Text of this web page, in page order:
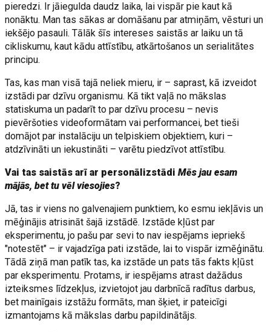
pieredzi. Ir jāiegulda daudz laika, lai vispār pie kaut kā
nonāktu. Man tas sākas ar domāšanu par atmiņām, vēsturi un
iekšējo pasauli. Tālāk šīs intereses saistās ar laiku un tā
cikliskumu, kaut kādu attīstību, atkārtošanos un serialitātes
principu.
Tas, kas man visā tajā neliek mieru, ir – saprast, kā izveidot
izstādi par dzīvu organismu. Kā tikt vaļā no mākslas
statiskuma un padarīt to par dzīvu procesu – nevis
pievēršoties videoformātam vai performancei, bet tieši
domājot par instalāciju un telpiskiem objektiem, kuri –
atdzīvināti un iekustināti – varētu piedzīvot attīstību.
Vai tas saistās arī ar personālizstādiMēs jau esam
mājās, bet tu vēl viesojies?
Jā, tas ir viens no galvenajiem punktiem, ko esmu iekļāvis un
mēģinājis atrisināt šajā izstādē. Izstāde kļūst par
eksperimentu, jo pašu par sevi to nav iespējams iepriekš
"notestēt" – ir vajadzīga pati izstāde, lai to vispār izmēģinātu.
Tādā ziņā man patīk tas, ka izstāde un pats tās fakts kļūst
par eksperimentu. Protams, ir iespējams atrast dažādus
izteiksmes līdzekļus, izvietojot jau darbnīcā radītus darbus,
bet mainīgais izstāžu formāts, man šķiet, ir pateicīgi
izmantojams kā mākslas darbu papildinātājs.